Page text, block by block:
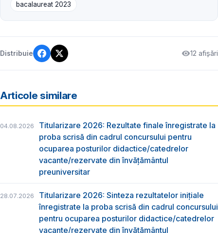
bacalaureat 2023
Distribuie 12 afișări
Articole similare
04.08.2026
Titularizare 2026: Rezultate finale înregistrate la
proba scrisă din cadrul concursului pentru
ocuparea posturilor didactice/catedrelor
vacante/rezervate din învăţământul
preuniversitar
28.07.2026
Titularizare 2026: Sinteza rezultatelor inițiale
înregistrate la proba scrisă din cadrul concursului
pentru ocuparea posturilor didactice/catedrelor
vacante/rezervate din învăţământul